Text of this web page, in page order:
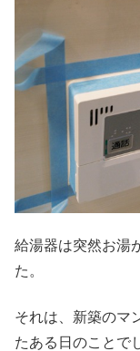
給湯器は突然お湯
た。
それは、新築のマ
たある日のことで